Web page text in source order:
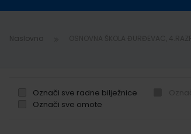
Naslovna
Označi sve radne bilježnice
Označi sve omote